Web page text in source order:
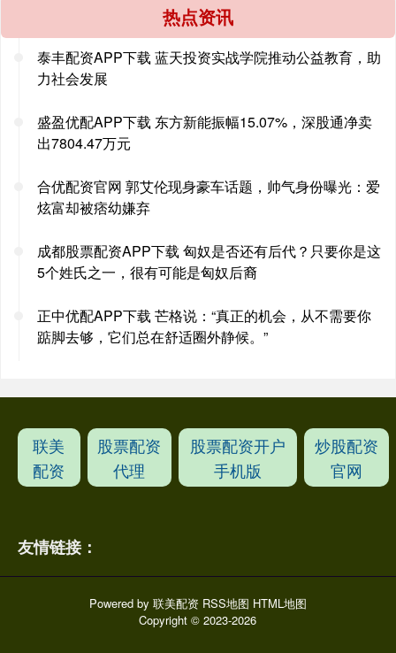
热点资讯
泰丰配资APP下载 蓝天投资实战学院推动公益教育，助
力社会发展
盛盈优配APP下载 东方新能振幅15.07%，深股通净卖
出7804.47万元
合优配资官网 郭艾伦现身豪车话题，帅气身份曝光：爱
炫富却被痞幼嫌弃
成都股票配资APP下载 匈奴是否还有后代？只要你是这
5个姓氏之一，很有可能是匈奴后裔
正中优配APP下载 芒格说：“真正的机会，从不需要你
踮脚去够，它们总在舒适圈外静候。”
联美
配资
股票配资
代理
股票配资开户
手机版
炒股配资
官网
友情链接：
Powered by 联美配资 RSS地图 HTML地图
Copyright© 2023-2026